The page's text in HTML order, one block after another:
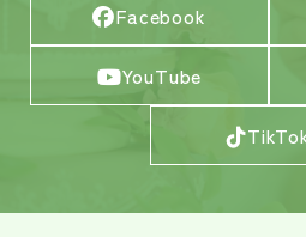
Facebook
YouTube